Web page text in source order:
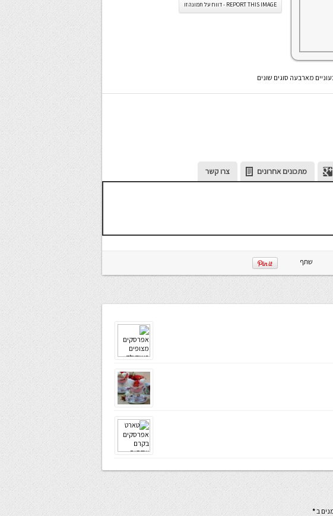
REPORT THIS IMAGE - דווח על תמונה זו
מארבעה סוגים שונים
מתכונים אחרונים צרו קשר
שתף
ב*